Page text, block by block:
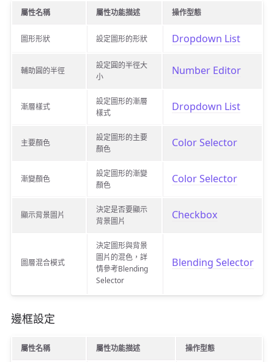
屬性名稱 屬性功能描述 操作型態
圖形形狀 設定圖形的形狀 Dropdown List
輔助圓的半徑
設定圓的半徑大
小
Number Editor
漸層樣式
設定圖形的漸層
樣式
Dropdown List
主要顏色
設定圖形的主要
顏色
Color Selector
漸變顏色
設定圖形的漸變
顏色
Color Selector
顯示背景圖片
決定是否要顯示
背景圖片
Checkbox
圖層混合模式
決定圖形與背景
圖片的混色，詳
情參考Blending
Selector
Blending Selector
邊框設定
屬性名稱 屬性功能描述 操作型態